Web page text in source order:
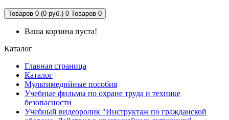
Товаров 0 (0 руб.) 0 Товаров 0
Ваша корзина пуста!
Каталог
Главная страница
Каталог
Мультимедийные пособия
Учебные фильмы по охране труда и технике
безопасности
Учебный видеоролик "Инструктаж по гражданской